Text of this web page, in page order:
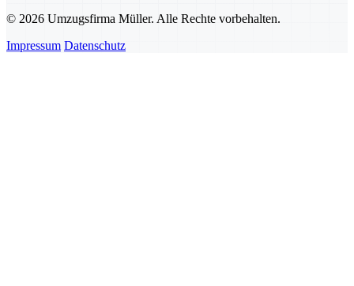
© 2026 Umzugsfirma Müller. Alle Rechte vorbehalten.
Impressum Datenschutz